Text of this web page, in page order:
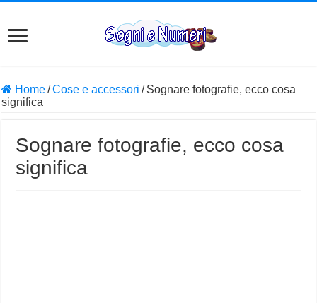
Home/Cose e accessori / Sognare fotografie, ecco cosa
significa
Sognare fotografie, ecco cosa
significa